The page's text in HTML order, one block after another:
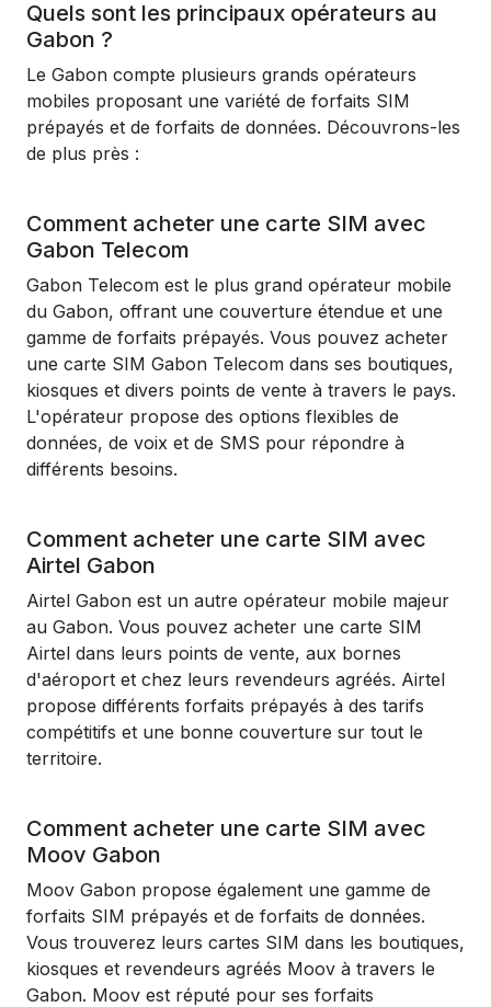
Quels sont les principaux opérateurs au
Gabon ?
Le Gabon compte plusieurs grands opérateurs
mobiles proposant une variété de forfaits SIM
prépayés et de forfaits de données. Découvrons-les
de plus près :
Comment acheter une carte SIM avec
Gabon Telecom
Gabon Telecom est le plus grand opérateur mobile
du Gabon, offrant une couverture étendue et une
gamme de forfaits prépayés. Vous pouvez acheter
une carte SIM Gabon Telecom dans ses boutiques,
kiosques et divers points de vente à travers le pays.
L'opérateur propose des options flexibles de
données, de voix et de SMS pour répondre à
différents besoins.
Comment acheter une carte SIM avec
Airtel Gabon
Airtel Gabon est un autre opérateur mobile majeur
au Gabon. Vous pouvez acheter une carte SIM
Airtel dans leurs points de vente, aux bornes
d'aéroport et chez leurs revendeurs agréés. Airtel
propose différents forfaits prépayés à des tarifs
compétitifs et une bonne couverture sur tout le
territoire.
Comment acheter une carte SIM avec
Moov Gabon
Moov Gabon propose également une gamme de
forfaits SIM prépayés et de forfaits de données.
Vous trouverez leurs cartes SIM dans les boutiques,
kiosques et revendeurs agréés Moov à travers le
Gabon. Moov est réputé pour ses forfaits